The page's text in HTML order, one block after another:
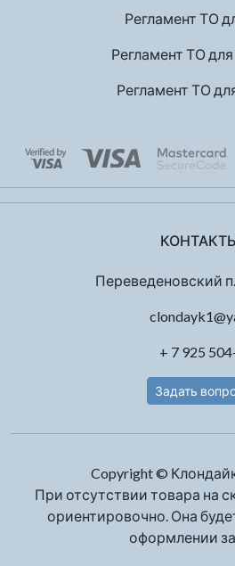
Регламент ТО
Регламент ТО для
Регламент ТО
Переведеновский
+ 7 925
Задать
Copyright ©
При отсутствии товара на
ориентировочно. Она
оформлении